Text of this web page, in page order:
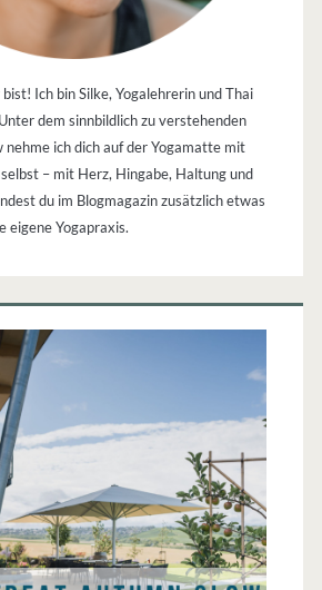
bist! Ich bin Silke, Yogalehrerin und Thai
dem sinnbildlich zu verstehenden
nehme ich dich auf der Yogamatte mit
– mit Herz, Hingabe, Haltung und
du im Blogmagazin zusätzlich etwas
eigene Yogapraxis.